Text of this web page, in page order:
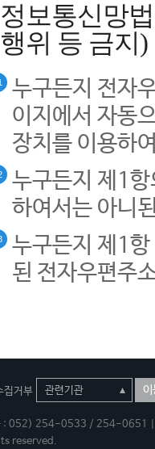
정보통신망
행위 등 금지)
누구든지 전자
이지에서 자동
장치를 이용하
누구든지 제1
하여서는 아니
누구든지 제1
된 전자우편주
집거부 이
화 : 052) 254-0533 / 254-
reserved.